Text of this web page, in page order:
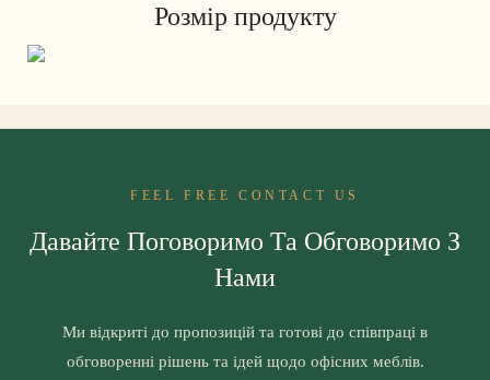
Розмір продукту
FEEL FREE CONTACT US
Давайте Поговоримо Та Обговоримо З
Нами
Ми відкриті до пропозицій та готові до співпраці в
обговоренні рішень та ідей щодо офісних меблів.